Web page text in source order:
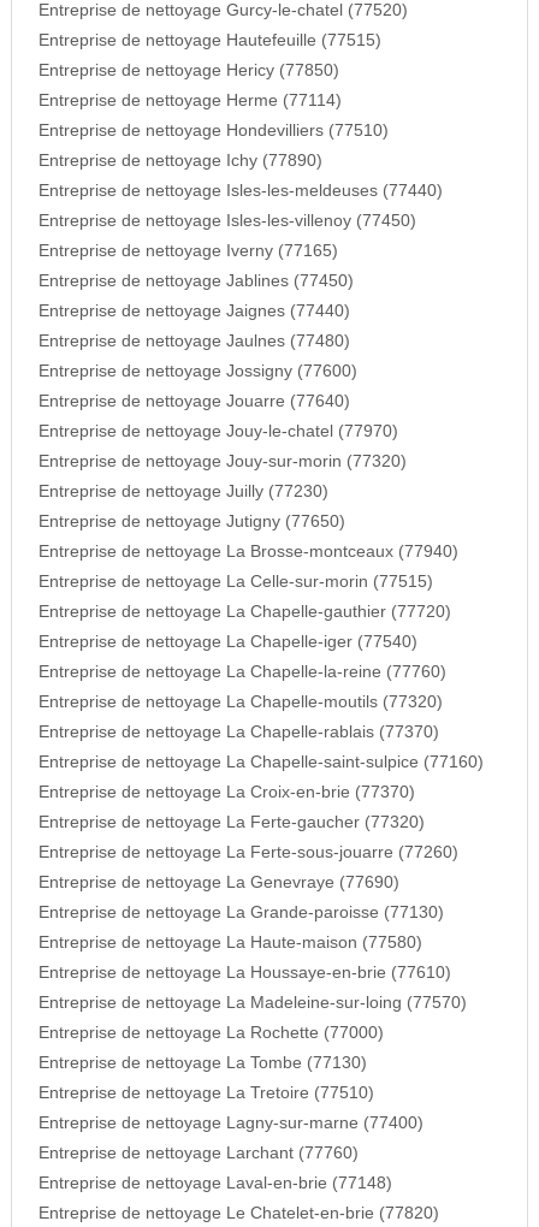
Entreprise de nettoyage Gurcy-le-chatel (77520)
Entreprise de nettoyage Hautefeuille (77515)
Entreprise de nettoyage Hericy (77850)
Entreprise de nettoyage Herme (77114)
Entreprise de nettoyage Hondevilliers (77510)
Entreprise de nettoyage Ichy (77890)
Entreprise de nettoyage Isles-les-meldeuses (77440)
Entreprise de nettoyage Isles-les-villenoy (77450)
Entreprise de nettoyage Iverny (77165)
Entreprise de nettoyage Jablines (77450)
Entreprise de nettoyage Jaignes (77440)
Entreprise de nettoyage Jaulnes (77480)
Entreprise de nettoyage Jossigny (77600)
Entreprise de nettoyage Jouarre (77640)
Entreprise de nettoyage Jouy-le-chatel (77970)
Entreprise de nettoyage Jouy-sur-morin (77320)
Entreprise de nettoyage Juilly (77230)
Entreprise de nettoyage Jutigny (77650)
Entreprise de nettoyage La Brosse-montceaux (77940)
Entreprise de nettoyage La Celle-sur-morin (77515)
Entreprise de nettoyage La Chapelle-gauthier (77720)
Entreprise de nettoyage La Chapelle-iger (77540)
Entreprise de nettoyage La Chapelle-la-reine (77760)
Entreprise de nettoyage La Chapelle-moutils (77320)
Entreprise de nettoyage La Chapelle-rablais (77370)
Entreprise de nettoyage La Chapelle-saint-sulpice (77160)
Entreprise de nettoyage La Croix-en-brie (77370)
Entreprise de nettoyage La Ferte-gaucher (77320)
Entreprise de nettoyage La Ferte-sous-jouarre (77260)
Entreprise de nettoyage La Genevraye (77690)
Entreprise de nettoyage La Grande-paroisse (77130)
Entreprise de nettoyage La Haute-maison (77580)
Entreprise de nettoyage La Houssaye-en-brie (77610)
Entreprise de nettoyage La Madeleine-sur-loing (77570)
Entreprise de nettoyage La Rochette (77000)
Entreprise de nettoyage La Tombe (77130)
Entreprise de nettoyage La Tretoire (77510)
Entreprise de nettoyage Lagny-sur-marne (77400)
Entreprise de nettoyage Larchant (77760)
Entreprise de nettoyage Laval-en-brie (77148)
Entreprise de nettoyage Le Chatelet-en-brie (77820)